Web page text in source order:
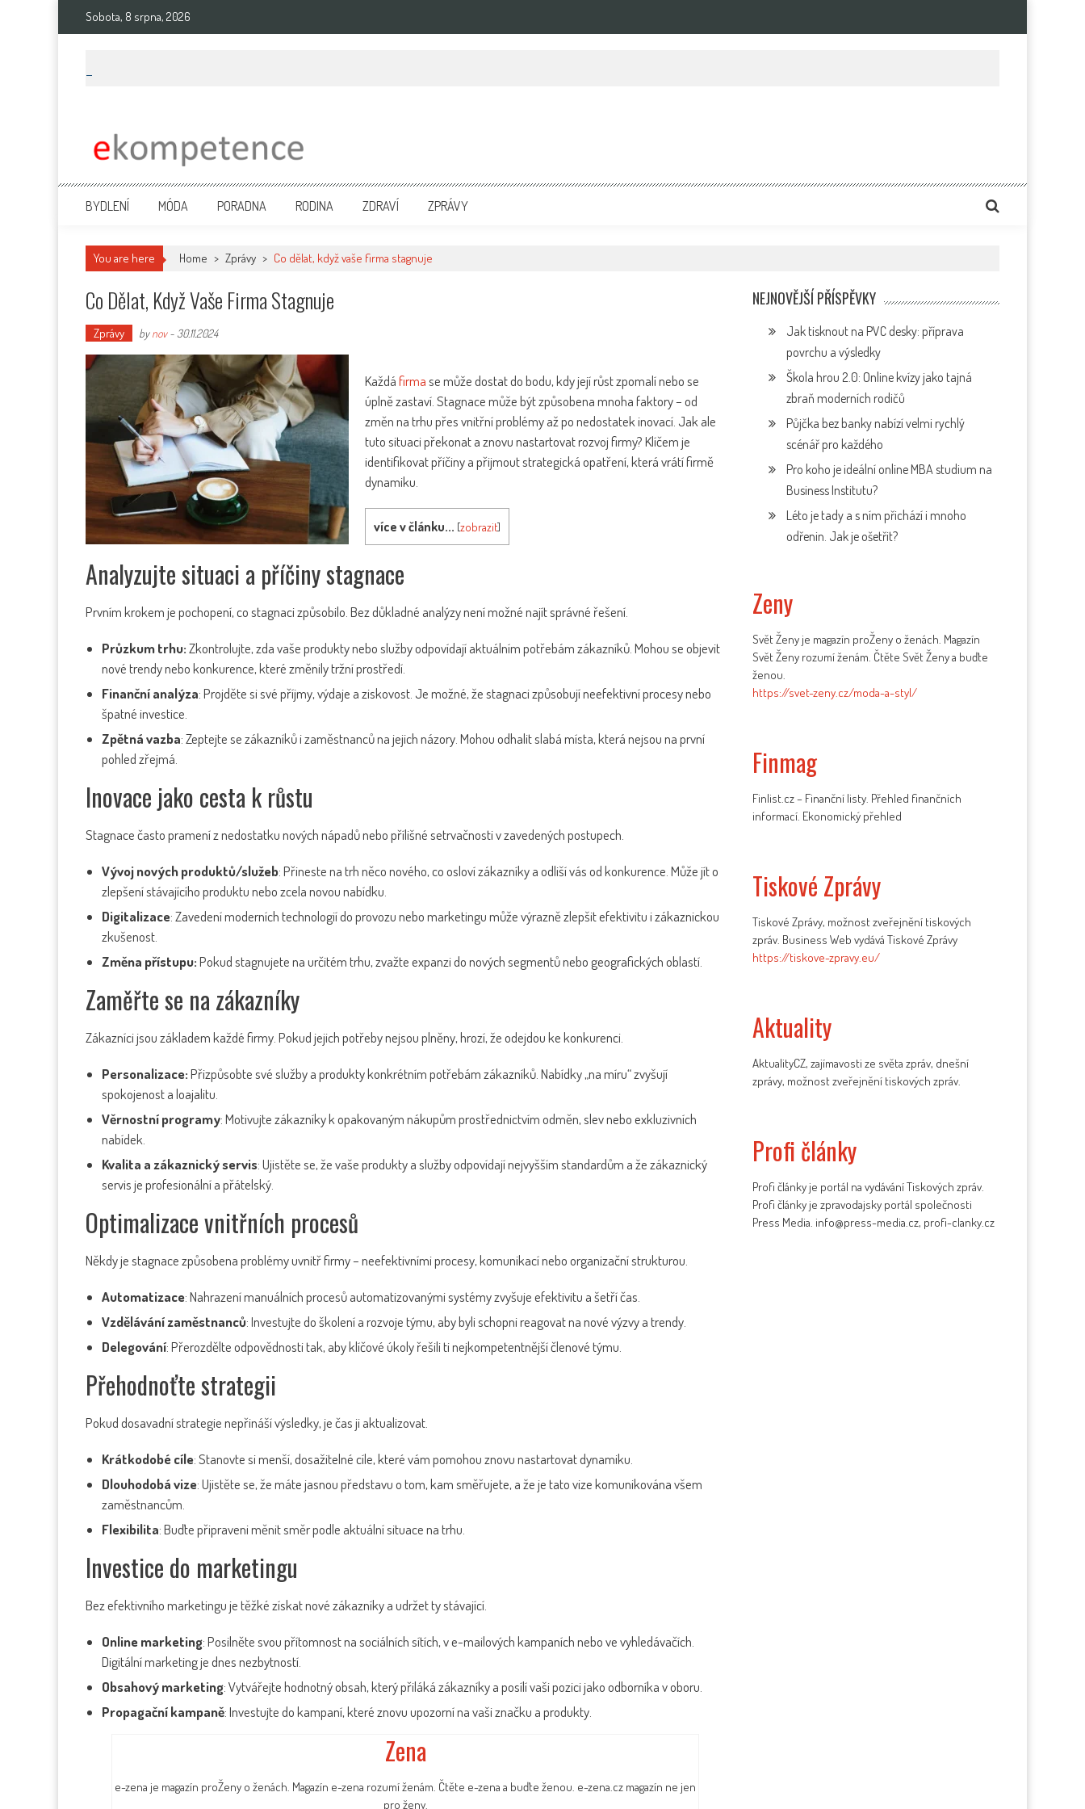
Sobota, 8 srpna, 2026
Ekompetence
eKompetence web spol. Press Media. Vydáme vaše tiskové zprávy na zpravodajských portálech. Press Media. Kde vydat Tiskovou zprávu? Na portále eKompetence
BYDLENÍ MÓDA PORADNA RODINA ZDRAVÍ ZPRÁVY
You are here Home > Zprávy > Co dělat, když vaše firma stagnuje
Co Dělat, Když Vaše Firma Stagnuje
Zprávy bynov- 30.11.2024
Každáfirmase může dostat do bodu, kdy její růst zpomalí nebo se
úplně zastaví. Stagnace může být způsobena mnoha faktory – od
změn na trhu přes vnitřní problémy až po nedostatek inovací. Jak ale
tuto situaci překonat a znovu nastartovat rozvoj firmy? Klíčem je
identifikovat příčiny a přijmout strategická opatření, která vrátí firmě
dynamiku.
více v článku... [zobrazit]
Analyzujte situaci a příčiny stagnace
Prvním krokem je pochopení, co stagnaci způsobilo. Bez důkladné analýzy není možné najít správné řešení.
Průzkum trhu:Zkontrolujte, zda vaše produkty nebo služby odpovídají aktuálním potřebám zákazníků. Mohou se objevit
nové trendy nebo konkurence, které změnily tržní prostředí.
Finanční analýza: Projděte si své příjmy, výdaje a ziskovost. Je možné, že stagnaci způsobují neefektivní procesy nebo
špatné investice.
Zpětná vazba: Zeptejte se zákazníků i zaměstnanců na jejich názory. Mohou odhalit slabá místa, která nejsou na první
pohled zřejmá.
Inovace jako cesta k růstu
Stagnace často pramení z nedostatku nových nápadů nebo přílišné setrvačnosti v zavedených postupech.
Vývoj nových produktů/služeb: Přineste na trh něco nového, co osloví zákazníky a odliší vás od konkurence. Může jít o
zlepšení stávajícího produktu nebo zcela novou nabídku.
Digitalizace: Zavedení moderních technologií do provozu nebo marketingu může výrazně zlepšit efektivitu i zákaznickou
zkušenost.
Změna přístupu:Pokud stagnujete na určitém trhu, zvažte expanzi do nových segmentů nebo geografických oblastí.
Zaměřte se na zákazníky
Zákazníci jsou základem každé firmy. Pokud jejich potřeby nejsou plněny, hrozí, že odejdou ke konkurenci.
Personalizace:Přizpůsobte své služby a produkty konkrétním potřebám zákazníků. Nabídky „na míru“ zvyšují
spokojenost a loajalitu.
Věrnostní programy: Motivujte zákazníky k opakovaným nákupům prostřednictvím odměn, slev nebo exkluzivních
nabídek.
Kvalita a zákaznický servis: Ujistěte se, že vaše produkty a služby odpovídají nejvyšším standardům a že zákaznický
servis je profesionální a přátelský.
Optimalizace vnitřních procesů
Někdy je stagnace způsobena problémy uvnitř firmy – neefektivními procesy, komunikací nebo organizační strukturou.
Automatizace: Nahrazení manuálních procesů automatizovanými systémy zvyšuje efektivitu a šetří čas.
Vzdělávání zaměstnanců: Investujte do školení a rozvoje týmu, aby byli schopni reagovat na nové výzvy a trendy.
Delegování: Přerozdělte odpovědnosti tak, aby klíčové úkoly řešili ti nejkompetentnější členové týmu.
Přehodnoťte strategii
Pokud dosavadní strategie nepřináší výsledky, je čas ji aktualizovat.
Krátkodobé cíle: Stanovte si menší, dosažitelné cíle, které vám pomohou znovu nastartovat dynamiku.
Dlouhodobá vize: Ujistěte se, že máte jasnou představu o tom, kam směřujete, a že je tato vize komunikována všem
zaměstnancům.
Flexibilita: Buďte připraveni měnit směr podle aktuální situace na trhu.
Investice do marketingu
Bez efektivního marketingu je těžké získat nové zákazníky a udržet ty stávající.
Online marketing: Posilněte svou přítomnost na sociálních sítích, v e-mailových kampaních nebo ve vyhledávačích.
Digitální marketing je dnes nezbytností.
Obsahový marketing: Vytvářejte hodnotný obsah, který přiláká zákazníky a posílí vaši pozici jako odborníka v oboru.
Propagační kampaně: Investujte do kampaní, které znovu upozorní na vaši značku a produkty.
Zena
e-zena je magazín proŽeny o ženách. Magazín e-zena rozumí ženám. Čtěte e-zena a buďte ženou. e-zena.cz magazín ne jen
pro ženy.
NEJNOVĚJŠÍ PŘÍSPĚVKY
Jak tisknout na PVC desky: příprava
povrchu a výsledky
Škola hrou 2.0: Online kvízy jako tajná
zbraň moderních rodičů
Půjčka bez banky nabízí velmi rychlý
scénář pro každého
Pro koho je ideální online MBA studium na
Business Institutu?
Léto je tady a s ním přichází i mnoho
odřenin. Jak je ošetřit?
Zeny
Svět Ženy je magazín proŽeny o ženách. Magazín
Svět Ženy rozumí ženám. Čtěte Svět Ženy a buďte
ženou.
https://svet-zeny.cz/moda-a-styl/
Finmag
Finlist.cz – Finanční listy. Přehled finančních
informací. Ekonomický přehled
Tiskové Zprávy
Tiskové Zprávy, možnost zveřejnění tiskových
zpráv. Business Web vydává Tiskové Zprávy
https://tiskove-zpravy.eu/
Aktuality
AktualityCZ, zajímavosti ze světa zpráv, dnešní
zprávy, možnost zveřejnění tiskových zpráv.
Profi články
Profi články je portál na vydávání Tiskových zpráv.
Profi články je zpravodajsky portál společnosti
Press Media. info@press-media.cz, profi-clanky.cz